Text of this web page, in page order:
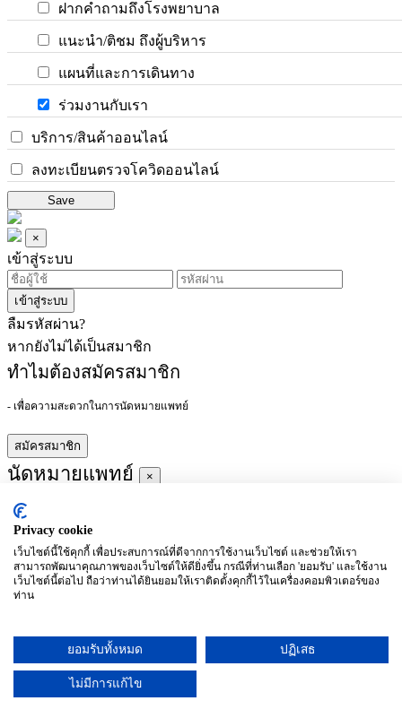
ฝากคำถามถึงโรงพยาบาล
แนะนำ/ติชม ถึงผู้บริหาร
แผนที่และการเดินทาง
ร่วมงานกับเรา
บริการ/สินค้าออนไลน์
ลงทะเบียนตรวจโควิดออนไลน์
Save
×
เข้าสู่ระบบ
เข้าสู่ระบบ
ลืมรหัสผ่าน?
หากยังไม่ได้เป็นสมาชิก
ทำไมต้องสมัครสมาชิก
- เพื่อความสะดวกในการนัดหมายแพทย์
สมัครสมาชิก
นัดหมายแพทย์ ×
ผู้ชำนาญการ
ประจำ :
อาทิตย์
จันทร์
(27/09)
อังคาร
(28/09)
พุธ
พฤหัสบดี
ศุกร์
เสาร์
Privacy cookie
เว็บไซต์นี้ใช้คุกกี้ เพื่อประสบการณ์ที่ดีจากการใช้งานเว็บไซต์ และช่วยให้เรา
สามารถพัฒนาคุณภาพของเว็บไซต์ให้ดียิ่งขึ้น กรณีที่ท่านเลือก 'ยอมรับ' และใช้งาน
เว็บไซต์นี้ต่อไป ถือว่าท่านได้ยินยอมให้เราติดตั้งคุกกี้ไว้ในเครื่องคอมพิวเตอร์ของ
ท่าน
ยอมรับทั้งหมด ปฏิเสธ
ไม่มีการแก้ไข